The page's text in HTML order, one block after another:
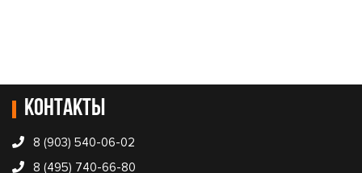
Контакты
8 (903) 540-06-02
8 (495) 740-66-80